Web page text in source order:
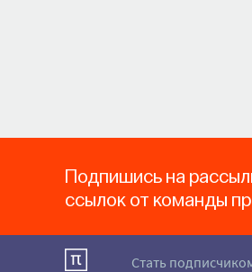
Подпишись на
ссылок от команды
Стать